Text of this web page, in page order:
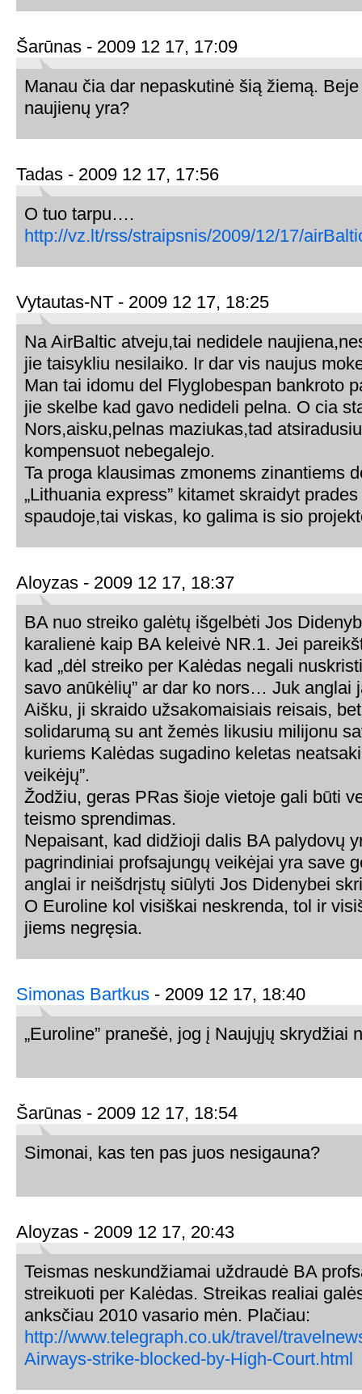
Šarūnas - 2009 12 17, 17:09
Manau čia dar nepaskutinė šią žiemą.
naujienų yra?
Tadas - 2009 12 17, 17:56
O tuo tarpu….
http://vz.lt/rss/straipsnis/2009/12/17/
Vytautas-NT - 2009 12 17, 18:25
Na AirBaltic atveju,tai nedidele
jie taisykliu nesilaiko. Ir dar vis naujus
Man tai idomu del Flyglobespan bankroto
jie skelbe kad gavo nedideli pelna. O cia
Nors,aisku,pelnas maziukas,tad
kompensuot nebegalejo.
Ta proga klausimas zmonems zinantiems
„Lithuania express” kitamet skraidyt
spaudoje,tai viskas, ko galima is sio
Aloyzas - 2009 12 17, 18:37
BA nuo streiko galėtų išgelbėti Jos
karalienė kaip BA keleivė NR.1. Jei
kad „dėl streiko per Kalėdas negali
savo anūkėlių” ar dar ko nors… Juk anglai
Aišku, ji skraido užsakomaisiais reisais,
solidarumą su ant žemės likusiu milijonu
kuriems Kalėdas sugadino keletas
veikėjų”.
Žodžiu, geras PRas šioje vietoje gali būti
teismo sprendimas.
Nepaisant, kad didžioji dalis BA palydovų
pagrindiniai profsajungų veikėjai yra save
anglai ir neišdrįstų siūlyti Jos Didenybei
O Euroline kol visiškai neskrenda, tol ir
jiems negręsia.
Simonas Bartkus - 2009 12 17, 18:40
„Euroline” pranešė, jog į Naujųjų skrydžiai
Šarūnas - 2009 12 17, 18:54
Simonai, kas ten pas juos nesigauna?
Aloyzas - 2009 12 17, 20:43
Teismas neskundžiamai uždraudė BA
streikuoti per Kalėdas. Streikas realiai
anksčiau 2010 vasario mėn. Plačiau:
http://www.telegraph.co.uk/travel/
Airways-strike-blocked-by-High-Court.html